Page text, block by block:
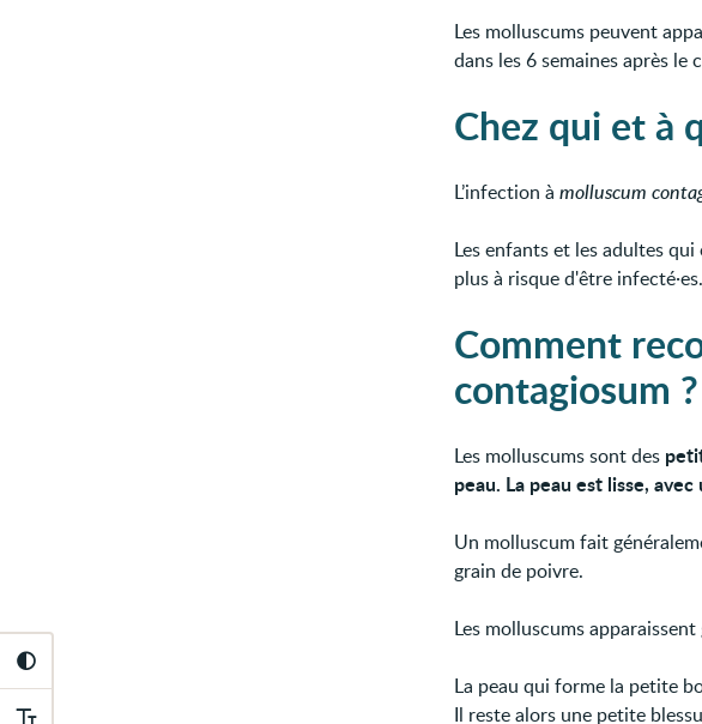
Les molluscums peuvent
dans les 6 semaines après
Chez qui et à
L’infection à molluscum
Les enfants et les adultes
plus à risque d'être infecté·es.
Comment
contagiosum ?
Les molluscums sont des
peau. La peau est lisse,
Un molluscum fait
grain de poivre.
Les molluscums
La peau qui forme la petite
Il reste alors une petite